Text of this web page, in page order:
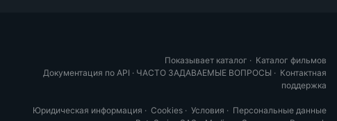
Показывает каталог · Каталог фильмов
Документация по API · ЧАСТО ЗАДАВАЕМЫЕ ВОПРОСЫ · Контактная
поддержка
Юридическая информация · Cookies · Условия · Персональные данные